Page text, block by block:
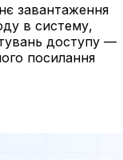
завантаження
в систему,
доступу —
посилання